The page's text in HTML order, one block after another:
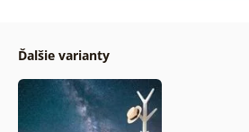
Ďalšie varianty